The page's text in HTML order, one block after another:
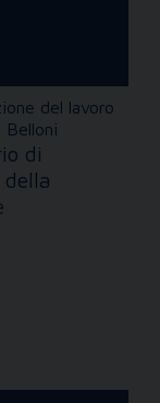
del lavoro
Belloni
di